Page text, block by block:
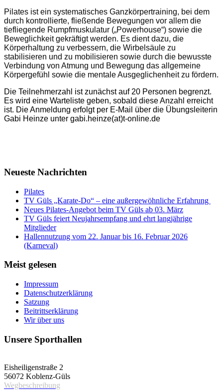
Pilates ist ein systematisches Ganzkörpertraining, bei dem
durch kontrollierte, fließende Bewegungen vor allem die
tiefliegende Rumpfmuskulatur („Powerhouse“) sowie die
Beweglichkeit gekräftigt werden. Es dient dazu, die
Körperhaltung zu verbessern, die Wirbelsäule zu
stabilisieren und zu mobilisieren sowie durch die bewusste
Verbindung von Atmung und Bewegung das allgemeine
Körpergefühl sowie die mentale Ausgeglichenheit zu fördern.
Die Teilnehmerzahl ist zunächst auf 20 Personen begrenzt.
Es wird eine Warteliste geben, sobald diese Anzahl erreicht
ist. Die Anmeldung erfolgt per E-Mail über die Übungsleiterin
Gabi Heinze unter gabi.heinze(at)t-online.de
Neueste Nachrichten
Pilates
TV Güls „Karate-Do“ – eine außergewöhnliche Erfahrung
Neues Pilates-Angebot beim TV Güls ab 03. März
TV Güls feiert Neujahrsempfang und ehrt langjährige
Mitglieder
Hallennutzung vom 22. Januar bis 16. Februar 2026
(Karneval)
Meist gelesen
Impressum
Datenschutzerklärung
Satzung
Beitrittserklärung
Wir über uns
Unsere Sporthallen
Eisheiligenstraße 2
56072 Koblenz-Güls
Wegbeschreibung